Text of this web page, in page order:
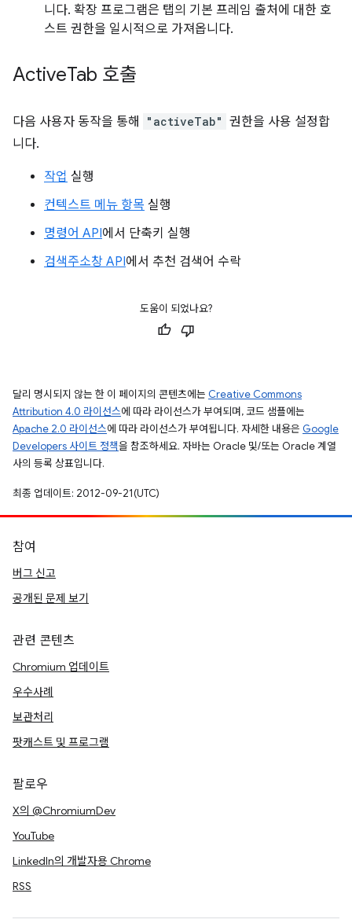
니다. 확장 프로그램은 탭의 기본 프레임 출처에 대한 호
스트 권한을 일시적으로 가져옵니다.
ActiveTab 호출
다음 사용자 동작을 통해 "activeTab" 권한을 사용 설정합
니다.
작업 실행
컨텍스트 메뉴 항목 실행
명령어 API에서 단축키 실행
검색주소창 API에서 추천 검색어 수락
도움이 되었나요?
달리 명시되지 않는 한 이 페이지의 콘텐츠에는 Creative Commons
Attribution 4.0 라이선스에 따라 라이선스가 부여되며, 코드 샘플에는
Apache 2.0 라이선스에 따라 라이선스가 부여됩니다. 자세한 내용은 Google
Developers 사이트 정책을 참조하세요. 자바는 Oracle 및/또는 Oracle 계열
사의 등록 상표입니다.
최종 업데이트: 2012-09-21(UTC)
참여
버그 신고
공개된 문제 보기
관련 콘텐츠
Chromium 업데이트
우수사례
보관처리
팟캐스트 및 프로그램
팔로우
X의 @ChromiumDev
YouTube
LinkedIn의 개발자용 Chrome
RSS